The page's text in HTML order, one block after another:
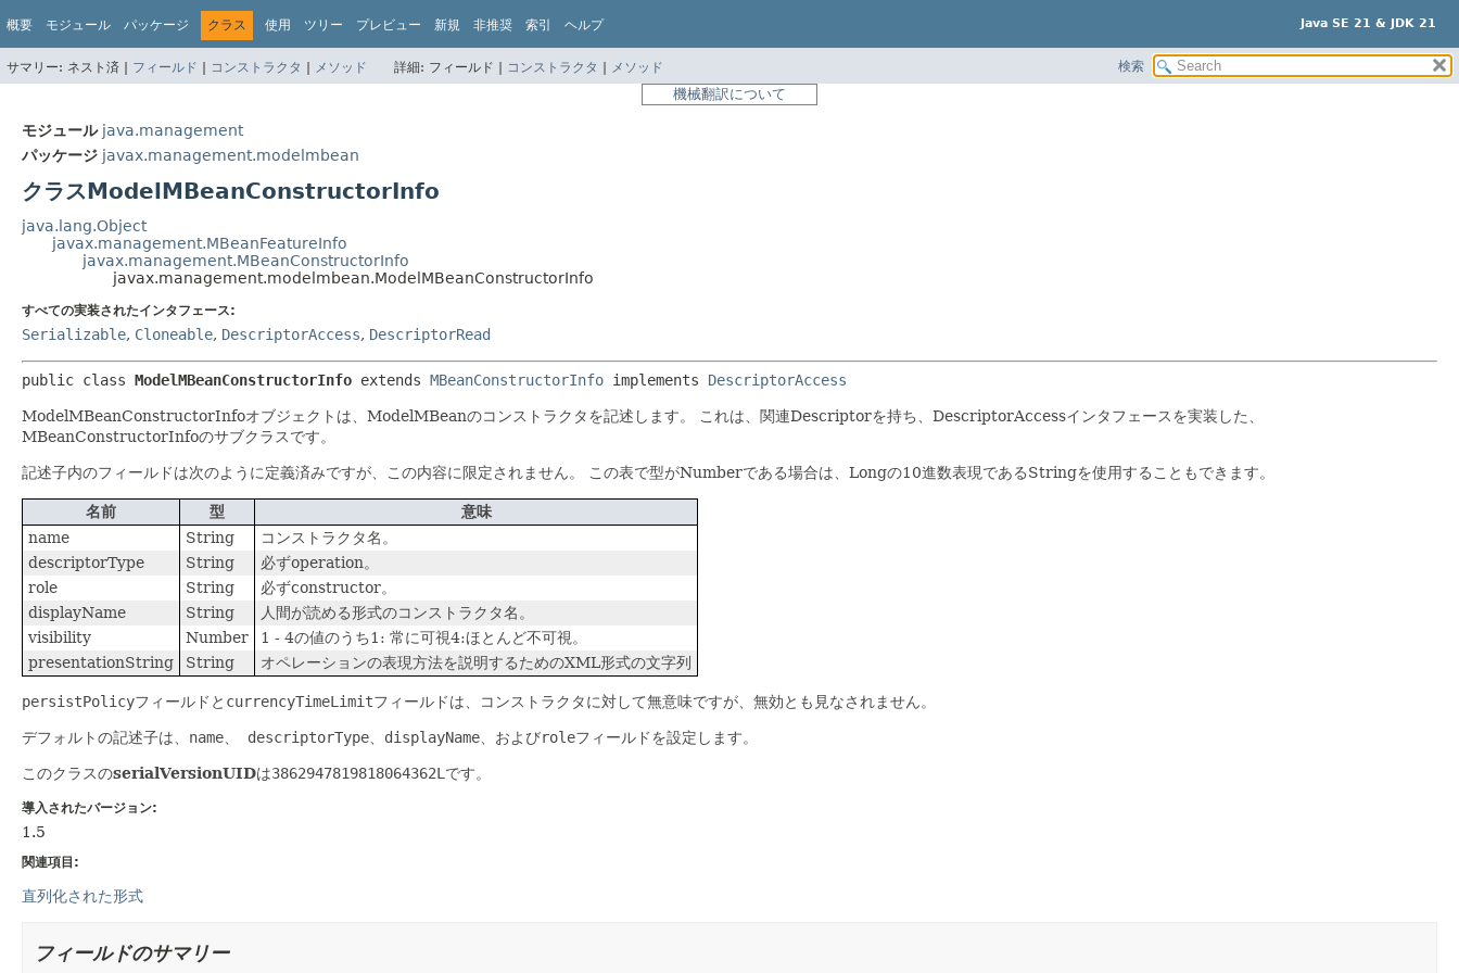
Java SE 21 & JDK 21
概要 モジュール パッケージ クラス 使用 ツリー プレビュー 新規 非推奨 索引 ヘルプ
サマリー: ネスト済 | フィールド | コンストラクタ | メソッド 詳細: フィールド | コンストラクタ | メソッド 検索
機械翻訳について
モジュール java.management
パッケージ javax.management.modelmbean
クラスModelMBeanConstructorInfo
java.lang.Object
javax.management.MBeanFeatureInfo
javax.management.MBeanConstructorInfo
javax.management.modelmbean.ModelMBeanConstructorInfo
すべての実装されたインタフェース:
Serializable, Cloneable, DescriptorAccess, DescriptorRead
public class ModelMBeanConstructorInfo extends MBeanConstructorInfo implements DescriptorAccess
ModelMBeanConstructorInfoオブジェクトは、ModelMBeanのコンストラクタを記述します。
これは、関連Descriptorを持ち、DescriptorAccessインタフェースを実装した、
MBeanConstructorInfoのサブクラスです。
記述子内のフィールドは次のように定義済みですが、この内容に限定されません。 この表で型がNumberである場合は、Longの10進数表現であるStringを使用することもできます。
名前 型
意味
name
String
コンストラクタ名。
descriptorType
String
必ずoperation。
role
String
必ずconstructor。
displayName
String
人間が読める形式のコンストラクタ名。
visibility
Number
1 - 4の値のうち1: 常に可視4:ほとんど不可視。
presentationString
String オペレーションの表現方法を説明するためのXML形式の文字列
persistPolicyフィールドと currencyTimeLimitフィールドは、コンストラクタに対して無意味ですが、無効とも見なされません。
デフォルトの記述子は、 name descriptorType displayName 、およびroleフィールドを設定します。
このクラスのserialVersionUIDは3862947819818064362L です。
導入されたバージョン:
1.5
関連項目:
直列化された形式
フィールドのサマリー